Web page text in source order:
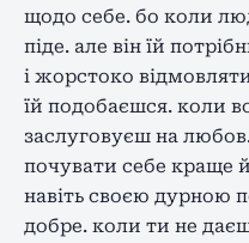
щодо себе. бо коли
піде. але він їй
і жорстоко
їй подобаєшся. коли
заслуговуєш на
почувати себе краще
навіть своєю дурною
добре. коли ти не